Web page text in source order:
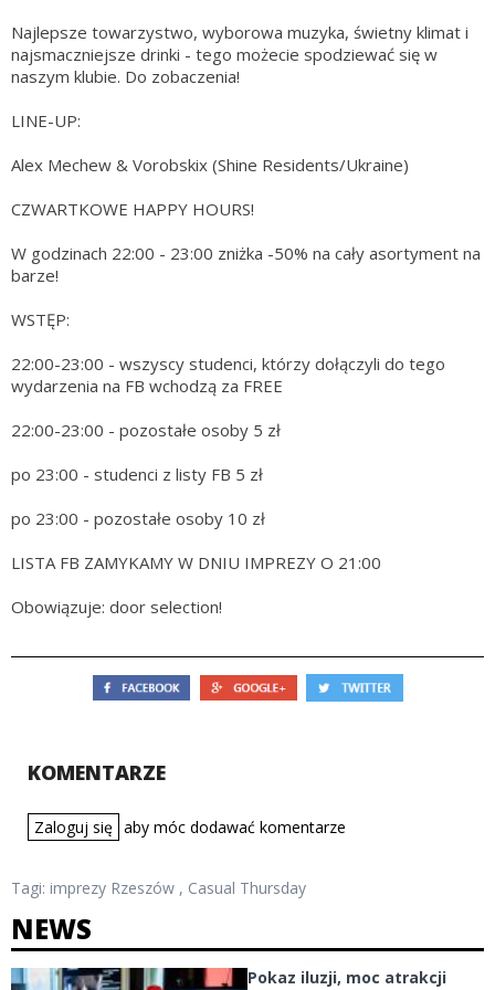
Najlepsze towarzystwo, wyborowa muzyka, świetny klimat i
najsmaczniejsze drinki - tego możecie spodziewać się w
naszym klubie. Do zobaczenia!
LINE-UP:
Alex Mechew & Vorobskix (Shine Residents/Ukraine)
CZWARTKOWE HAPPY HOURS!
W godzinach 22:00 - 23:00 zniżka -50% na cały asortyment na
barze!
WSTĘP:
22:00-23:00 - wszyscy studenci, którzy dołączyli do tego
wydarzenia na FB wchodzą za FREE
22:00-23:00 - pozostałe osoby 5 zł
po 23:00 - studenci z listy FB 5 zł
po 23:00 - pozostałe osoby 10 zł
LISTA FB ZAMYKAMY W DNIU IMPREZY O 21:00
Obowiązuje: door selection!
KOMENTARZE
Zaloguj się aby móc dodawać komentarze
Tagi: imprezy Rzeszów , Casual Thursday
NEWS
Pokaz iluzji, moc atrakcji